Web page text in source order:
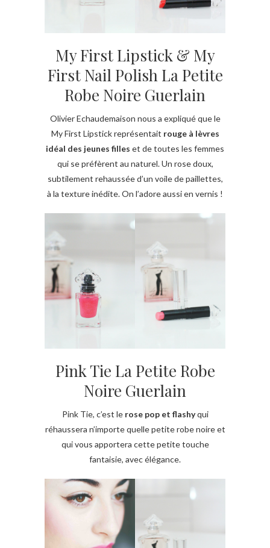
My First Lipstick & My
First Nail Polish La Petite
Robe Noire Guerlain
Olivier Echaudemaison nous a expliqué que le
My First Lipstick représentait rouge à lèvres
idéal des jeunes filles et de toutes les femmes
qui se préfèrent au naturel. Un rose doux,
subtilement rehaussée d’un voile de paillettes,
à la texture inédite. On l’adore aussi en vernis !
Pink Tie La Petite Robe
Noire Guerlain
Pink Tie, c’est le rose pop et flashyqui
réhaussera n’importe quelle petite robe noire et
qui vous apportera cette petite touche
fantaisie, avec élégance.